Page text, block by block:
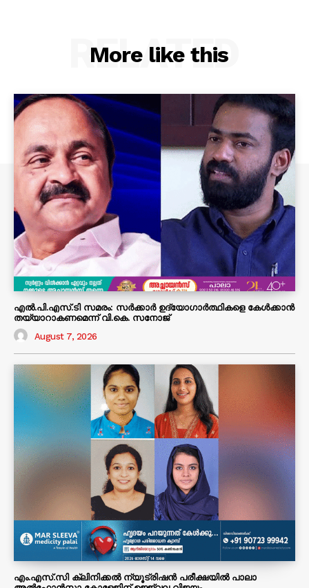
More like this
RELATED
എൽ.പി.എസ്.ടി സമരം: സർക്കാർ ഉദ്യോഗാർത്ഥികളെ കേൾക്കാൻ
തയ്യാറാകണമെന്ന് വി.കെ. സനോജ്
August 7, 2026
എം.എസ്.സി ക്ലിനിക്കൽ ന്യൂട്രിഷൻ പരീക്ഷയിൽ പാലാ